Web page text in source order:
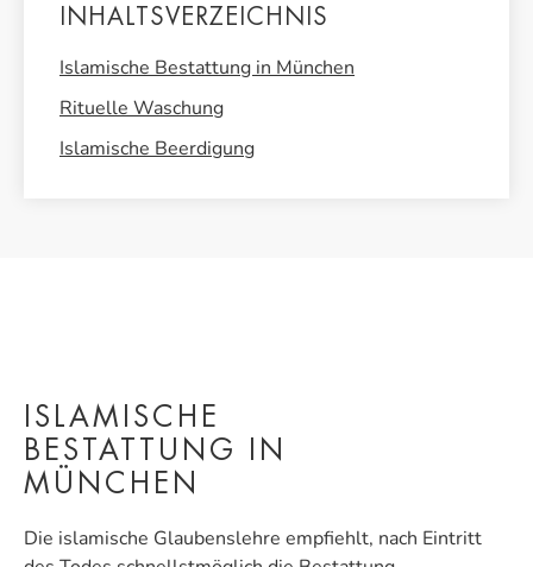
INHALTSVERZEICHNIS
Islamische Bestattung in München
Rituelle Waschung
Islamische Beerdigung
ISLAMISCHE
BESTATTUNG IN
MÜNCHEN
Die islamische Glaubenslehre empfiehlt, nach Eintritt